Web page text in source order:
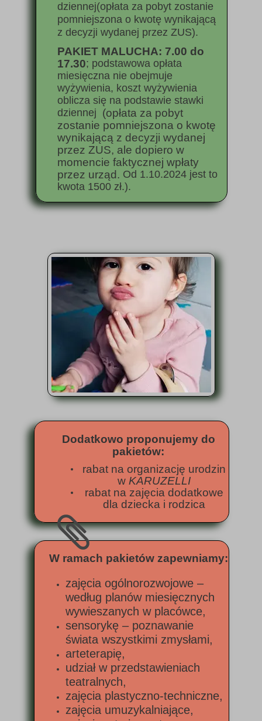
W ramach pakietów zapewniamy:
zajęcia ogólnorozwojowe –
według planów miesięcznych
wywieszanych w placówce,
sensorykę – poznawanie
świata wszystkimi zmysłami,
arteterapię,
udział w przedstawieniach
teatralnych,
zajęcia plastyczno-techniczne,
zajęcia umuzykalniające,
Dodatkowo proponujemy do
pakietów:
rabat na organizację urodzin
w KARUZELLI
rabat na zajęcia dodatkowe
dla dziecka i rodzica
dziennej(opłata za pobyt zostanie
pomniejszona o kwotę wynikającą
z decyzji wydanej przez ZUS).
PAKIET MALUCHA: 7.00 do
17.30; podstawowa opłata
miesięczna nie obejmuje
wyżywienia, koszt wyżywienia
oblicza się na podstawie stawki
dziennej (opłata za pobyt
zostanie pomniejszona o kwotę
wynikającą z decyzji wydanej
przez ZUS, ale dopiero w
momencie faktycznej wpłaty
przez urząd. Od 1.10.2024 jest to
kwota 1500 zł.).